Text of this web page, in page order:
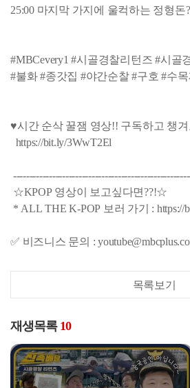
25:00 마지막 가지에 울컥하는 정형돈?
#MBCevery1 #시골경찰리턴즈 #시골
#불화 #종갓집 #야간순찰 #구호 #수
♥시간 순삭 꿀잼 영상!! 구독하고 챙
https://bit.ly/3WwT2El
☆KPOP 영상이 보고싶다면??!☆
* ALL THE K-POP 보러 가기 : https://
✅ 비즈니스 문의 :
목록보기
재생목록 10